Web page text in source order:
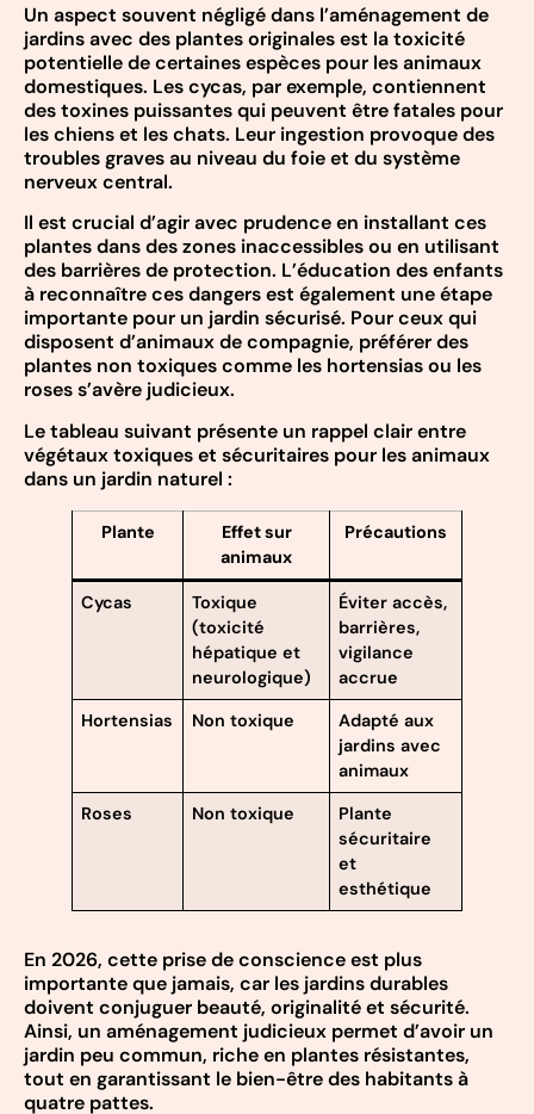
Un aspect souvent négligé dans l’aménagement de
jardins avec des plantes originales est la toxicité
potentielle de certaines espèces pour les animaux
domestiques. Les cycas, par exemple, contiennent
des toxines puissantes qui peuvent être fatales pour
les chiens et les chats. Leur ingestion provoque des
troubles graves au niveau du foie et du système
nerveux central.
Il est crucial d’agir avec prudence en installant ces
plantes dans des zones inaccessibles ou en utilisant
des barrières de protection. L’éducation des enfants
à reconnaître ces dangers est également une étape
importante pour un jardin sécurisé. Pour ceux qui
disposent d’animaux de compagnie, préférer des
plantes non toxiques comme les hortensias ou les
roses s’avère judicieux.
Le tableau suivant présente un rappel clair entre
végétaux toxiques et sécuritaires pour les animaux
dans un jardin naturel :
Plante
Effet sur
animaux
Précautions
Cycas
Toxique
(toxicité
hépatique et
neurologique)
Éviter accès,
barrières,
vigilance
accrue
Hortensias
Non toxique
Adapté aux
jardins avec
animaux
Roses
Non toxique
Plante
sécuritaire
et
esthétique
En 2026, cette prise de conscience est plus
importante que jamais, car les jardins durables
doivent conjuguer beauté, originalité et sécurité.
Ainsi, un aménagement judicieux permet d’avoir un
jardin peu commun, riche en plantes résistantes,
tout en garantissant le bien-être des habitants à
quatre pattes.